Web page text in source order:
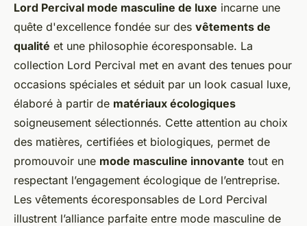
Lord Percival mode masculine de luxe incarne une
quête d'excellence fondée sur des vêtements de
qualité et une philosophie écoresponsable. La
collection Lord Percival met en avant des tenues pour
occasions spéciales et séduit par un look casual luxe,
élaboré à partir de matériaux écologiques
soigneusement sélectionnés. Cette attention au choix
des matières, certifiées et biologiques, permet de
promouvoir une mode masculine innovante tout en
respectant l’engagement écologique de l’entreprise.
Les vêtements écoresponsables de Lord Percival
illustrent l’alliance parfaite entre mode masculine de